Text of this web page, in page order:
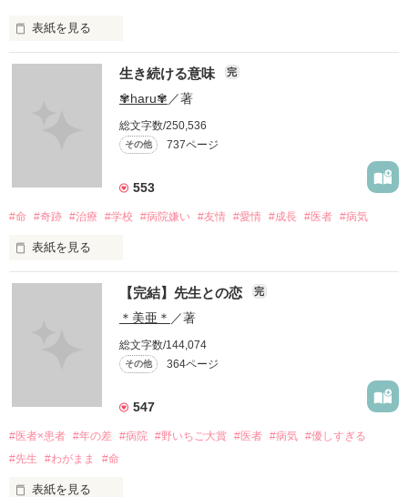
表紙を見る
愛したいのに…
私には、あなたの母親になる資格はありますか？
あなたのママになる事はできますか？
あなたの母親になりたい…
生き続ける意味 完
✾haru✾ ／著
総文字数/250,536
その他 737ページ
553
#命 #奇跡 #治療 #学校 #病院嫌い #友情 #愛情 #成長 #医者 #病気
表紙を見る
【完結】先生との恋 完
＊美亜＊ ／著
総文字数/144,074
その他 364ページ
547
#医者×患者 #年の差 #病院 #野いちご大賞 #医者 #病気 #優しすぎる
#先生
#わがまま #命
表紙を見る